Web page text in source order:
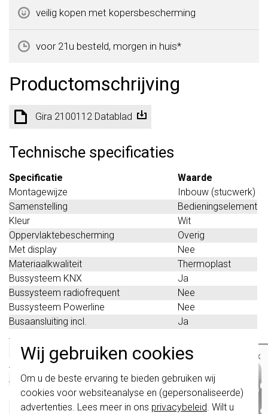
Wij gebruiken cookies
Om u de beste ervaring te bieden gebruiken wij
cookies voor websiteanalyse en (gepersonaliseerde)
advertenties. Lees meer in ons privacybeleid. Wilt u
veilig kopen met kopersbescherming
voor 21u besteld, morgen in huis*
Productomschrijving
Gira 2100112 Datablad
Technische specificaties
Specificatie
Waarde
Montagewijze
Inbouw (stucwerk)
Samenstelling
Bedieningselement
Kleur
Wit
Oppervlaktebescherming
Overig
Met display
Nee
Materiaalkwaliteit
Thermoplast
Bussysteem KNX
Ja
Bussysteem radiofrequent
Nee
Bussysteem Powerline
Nee
Busaansluiting incl.
Ja
Aantal digitale ingangen
Materiaal
Kunststof
Andere bussystemen
Aantal binaire ingangen
1
Bussysteem LON
Nee
Met diefstal-/demontagebescherming
Ja
×
schakelwippen zijn vernieuwd. Ze zijn
niette combineren met de schakelaars
van vóór augustus 2024.